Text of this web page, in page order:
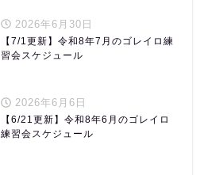
2026年6月30日
【7/1更新】令和8年7月のゴレイロ練
習会スケジュール
2026年6月6日
【6/21更新】令和8年6月のゴレイロ
練習会スケジュール